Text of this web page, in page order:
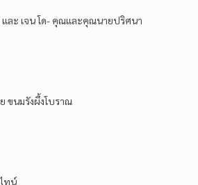
และ เจน โด- คุณและคุณนายปริศนา
ขนมรังผึ้งโบราณ
ทน์